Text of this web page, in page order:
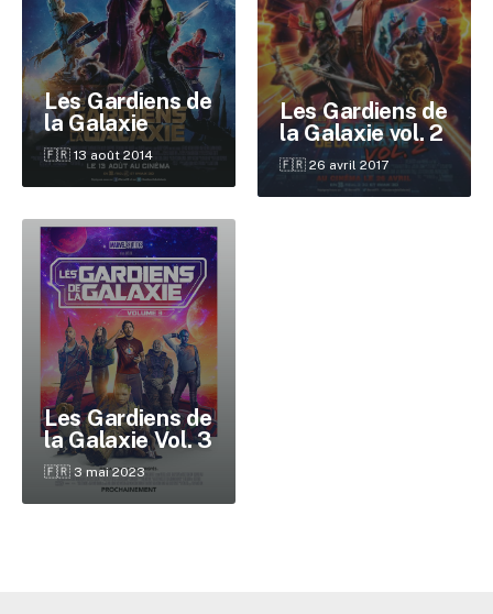
Les Gardiens de
la Galaxie
🇫🇷 13 août 2014
Les Gardiens de
la Galaxie vol. 2
🇫🇷 26 avril 2017
Les Gardiens de
la Galaxie Vol. 3
🇫🇷 3 mai 2023
✕